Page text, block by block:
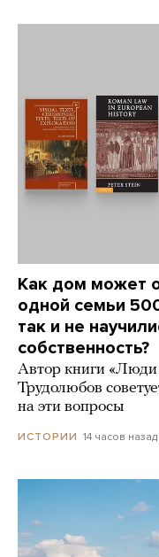
Как дом может
одной семьи
так и не
собственность?
Автор книги
Трудолюбов
на эти вопросы
ИСТОРИИ 14 часов назад